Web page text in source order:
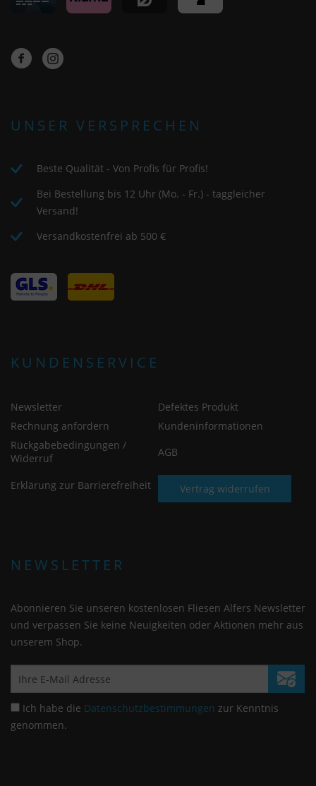
UNSER VERSPRECHEN
Beste Qualität - Von Profis für Profis!
Bei Bestellung bis 12 Uhr (Mo. - Fr.) - taggleicher
Versand!
Versandkostenfrei ab 500 €
KUNDENSERVICE
Newsletter
Defektes Produkt
Rechnung anfordern
Kundeninformationen
Rückgabebedingungen /
Widerruf
AGB
Erklärung zur Barrierefreiheit Vertrag widerrufen
NEWSLETTER
Abonnieren Sie unseren kostenlosen Fliesen Alfers Newsletter
und verpassen Sie keine Neuigkeiten oder Aktionen mehr aus
unserem Shop.
Ich habe die Datenschutzbestimmungen zur Kenntnis
genommen.